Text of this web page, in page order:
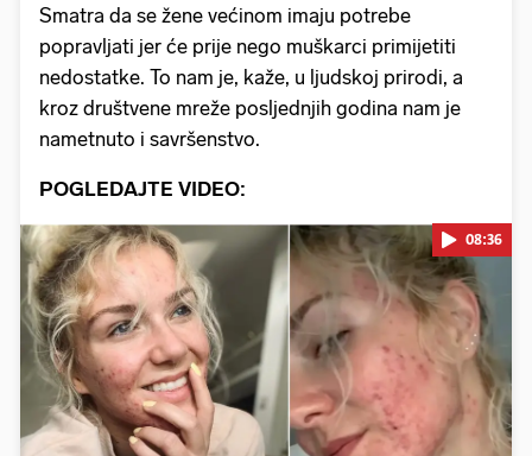
Smatra da se žene većinom imaju potrebe
popravljati jer će prije nego muškarci primijetiti
nedostatke. To nam je, kaže, u ljudskoj prirodi, a
kroz društvene mreže posljednjih godina nam je
nametnuto i savršenstvo.
POGLEDAJTE VIDEO:
Pokretanje videa...
08:36